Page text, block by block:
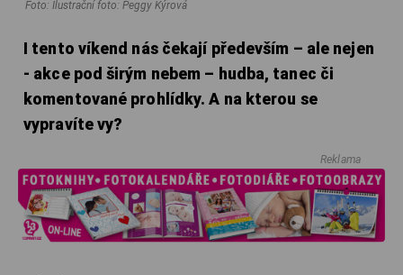
Foto: Ilustrační foto: Peggy Kýrová
I tento víkend nás čekají především – ale nejen
- akce pod širým nebem – hudba, tanec či
komentované prohlídky. A na kterou se
vypravíte vy?
Reklama